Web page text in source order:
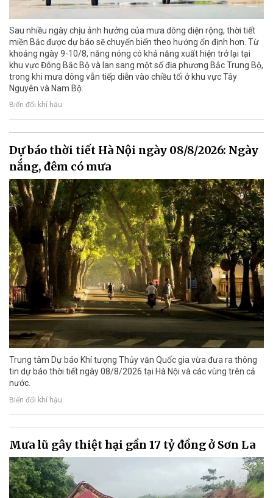
Sau nhiều ngày chịu ảnh hưởng của mưa dông diện rộng, thời tiết
miền Bắc được dự báo sẽ chuyển biến theo hướng ổn định hơn. Từ
khoảng ngày 9-10/8, nắng nóng có khả năng xuất hiện trở lại tại
khu vực Đông Bắc Bộ và lan sang một số địa phương Bắc Trung Bộ,
trong khi mưa dông vẫn tiếp diễn vào chiều tối ở khu vực Tây
Nguyên và Nam Bộ.
Biến đổi khí hậu
Dự báo thời tiết Hà Nội ngày 08/8/2026: Ngày
nắng, đêm có mưa
Trung tâm Dự báo Khí tượng Thủy văn Quốc gia vừa đưa ra thông
tin dự báo thời tiết ngày 08/8/2026 tại Hà Nội và các vùng trên cả
nước.
Biến đổi khí hậu
Mưa lũ gây thiệt hại gần 17 tỷ đồng ở Sơn La